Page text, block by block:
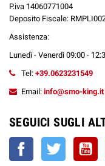
P.iva 14060771004
Deposito Fiscale:
Assistenza:
Lunedì - Venerdì 09:00 -
Tel: +39.0623231549
Email: info@smo-king.it
SEGUICI SUGLI
Facebook Twitter